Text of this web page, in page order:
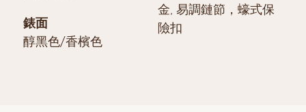
錶面
醇黑色/香檳色
金, 易調鏈節，蠔式保
險扣